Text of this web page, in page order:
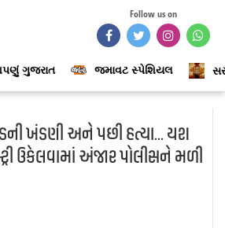
Follow us on
ગુજરાત જમાવટ સ્પેશિયલ
ખંડણી અને પછી હત્યા... યશ
ઉકેલવામાં અંજાર પોલીસને મળી